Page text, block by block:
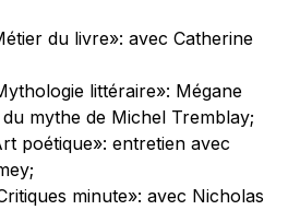
du livre»: avec Catherine
littéraire»: Mégane
mythe de Michel Tremblay;
poétique»: entretien avec
minute»: avec Nicholas